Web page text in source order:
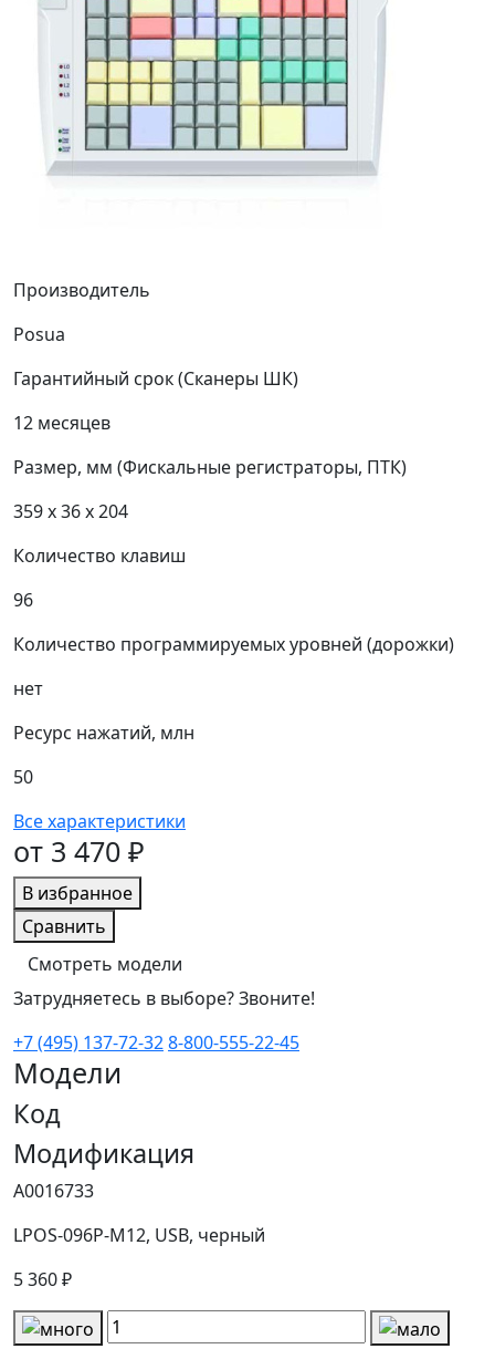
Производитель
Posua
Гарантийный срок (Сканеры ШК)
12 месяцев
Размер, мм (Фискальные регистраторы, ПТК)
359 х 36 х 204
Количество клавиш
96
Количество программируемых уровней (дорожки)
нет
Ресурс нажатий, млн
50
Все характеристики
от 3 470 ₽
В избранное
Сравнить
Смотреть модели
Затрудняетесь в выборе? Звоните!
+7 (495) 137-72-328-800-555-22-45
Модели
Код
Модификация
А0016733
LPOS-096P-M12, USB, черный
5 360 ₽